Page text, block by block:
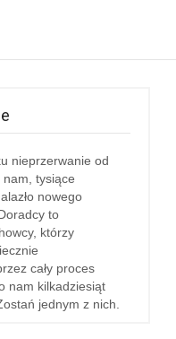
nieprzerwanie od
tysiące
nowego
to
którzy
cały proces
nam kilkadziesiąt
jednym z nich.